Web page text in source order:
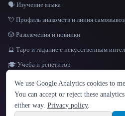
ЯЗЫК
English español Français
Hindi
🗣️ Изучение языка
💘 Профиль знакомств и линия
🎲 Развлечения и новинки
🔮 Таро и гадание с искусственным
🎓 Учеба и репетитор
© 2026 That AI Collection. Все права защищены.
We use Google Analytics cookies to
You can accept or reject these
either way. Privacy policy.